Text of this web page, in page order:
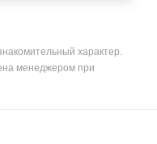
характер.
менеджером при